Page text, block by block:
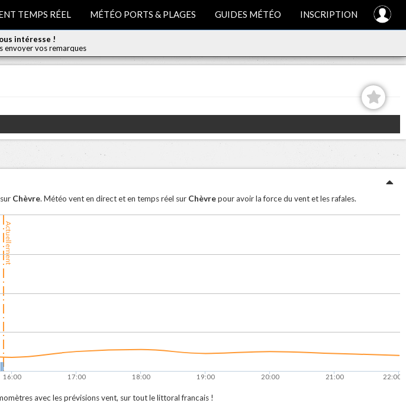
TEMPS RÉEL MÉTÉO PORTS & PLAGES GUIDES MÉTÉO INSCRIPTION
intéresse !
envoyer vos remarques
Chèvre. Météo vent en direct et en temps réel sur Chèvrepour avoir la force du vent et les rafales.
Actuellement
16:00 17:00 18:00 19:00 20:00 21:00 22:00
avec les prévisions vent, sur tout le littoral francais !